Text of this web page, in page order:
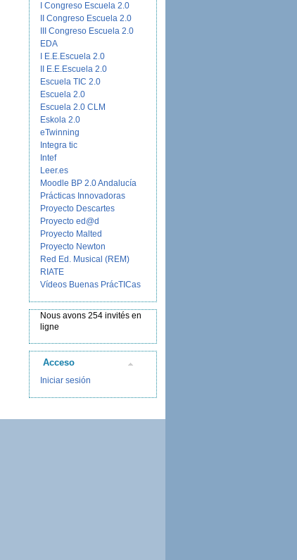
I Congreso Escuela 2.0
II Congreso Escuela 2.0
III Congreso Escuela 2.0
EDA
I E.E.Escuela 2.0
II E.E.Escuela 2.0
Escuela TIC 2.0
Escuela 2.0
Escuela 2.0 CLM
Eskola 2.0
eTwinning
Integra tic
Intef
Leer.es
Moodle BP 2.0 Andalucía
Prácticas Innovadoras
Proyecto Descartes
Proyecto ed@d
Proyecto Malted
Proyecto Newton
Red Ed. Musical (REM)
RIATE
Vídeos Buenas PrácTICas
Nous avons 254 invités en
ligne
Acceso
Iniciar sesión